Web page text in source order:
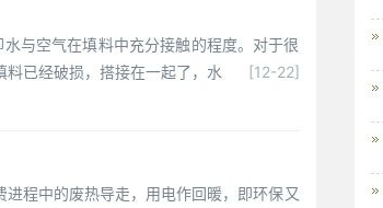
与空气在填料中充分接触的程度。对于很
已经破损，搭接在一起了，水
[12-22]
程中的废热导走，用电作回暖，即环保又